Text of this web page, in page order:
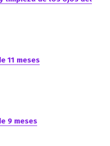
11 meses
9 meses